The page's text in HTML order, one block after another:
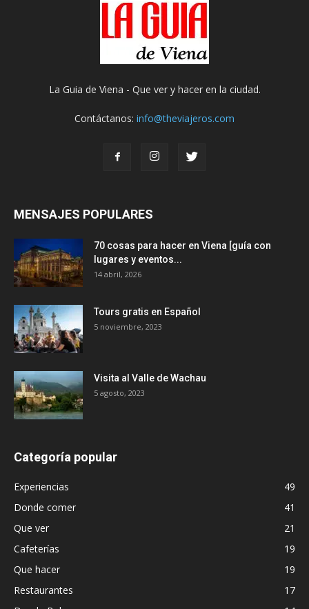
La Guia de Viena - Que ver y hacer en la ciudad.
Contáctanos: info@theviajeros.com
MENSAJES POPULARES
70 cosas para hacer en Viena [guía con
lugares y eventos...
14 abril, 2026
Tours gratis en Español
5 noviembre, 2023
Visita al Valle de Wachau
5 agosto, 2023
Categoría popular
Experiencias
49
Donde comer
41
Que ver
21
Cafeterías
19
Que hacer
19
Restaurantes
17